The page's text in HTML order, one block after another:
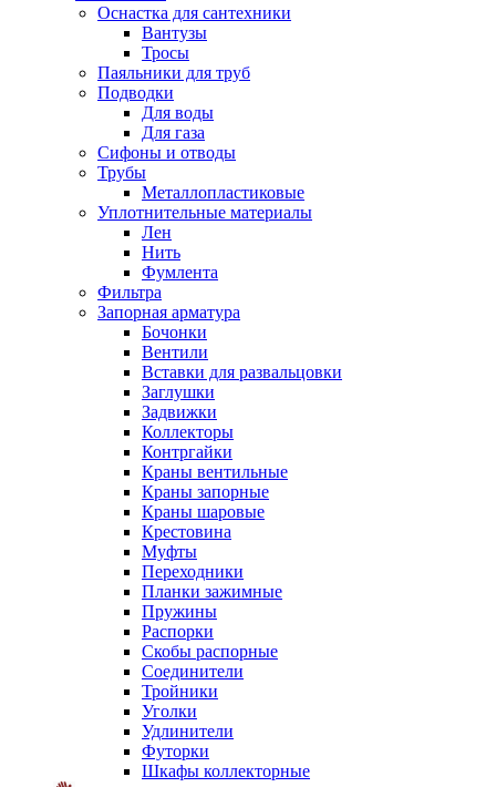
Оснастка для сантехники
Вантузы
Тросы
Паяльники для труб
Подводки
Для воды
Для газа
Сифоны и отводы
Трубы
Металлопластиковые
Уплотнительные материалы
Лен
Нить
Фумлента
Фильтра
Запорная арматура
Бочонки
Вентили
Вставки для развальцовки
Заглушки
Задвижки
Коллекторы
Контргайки
Краны вентильные
Краны запорные
Краны шаровые
Крестовина
Муфты
Переходники
Планки зажимные
Пружины
Распорки
Скобы распорные
Соединители
Тройники
Уголки
Удлинители
Футорки
Шкафы коллекторные